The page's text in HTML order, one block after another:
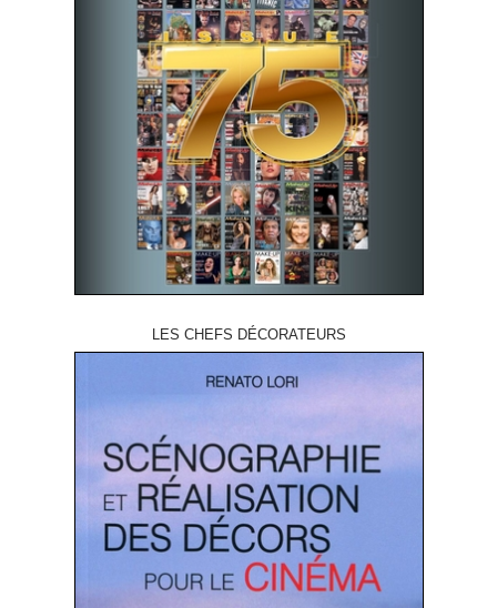
LES CHEFS DÉCORATEURS